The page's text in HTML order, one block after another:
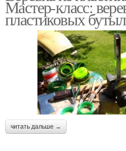
Мастер-класс:
пластиковых
читать дальше →